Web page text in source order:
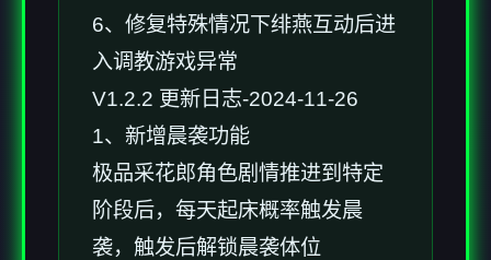
6、修复特殊情况下绯燕互动后进
入调教游戏异常
V1.2.2 更新日志-2024-11-26
1、新增晨袭功能
极品采花郎角色剧情推进到特定
阶段后，每天起床概率触发晨
袭，触发后解锁晨袭体位